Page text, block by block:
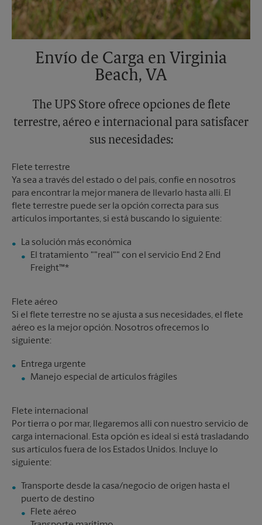
Envío de Carga en Virginia
Beach, VA
The UPS Store ofrece opciones de flete
terrestre, aéreo e internacional para satisfacer
sus necesidades:
Flete terrestre
Ya sea a través del estado o del país, confíe en nosotros
para encontrar la mejor manera de llevarlo hasta allí. El
flete terrestre puede ser la opción correcta para sus
artículos importantes, si está buscando lo siguiente:
El tratamiento ""real"" con el servicio End 2 End
Freight™*
Flete aéreo
Si el flete terrestre no se ajusta a sus necesidades, el flete
aéreo es la mejor opción. Nosotros ofrecemos lo
siguiente:
Manejo especial de artículos frágiles
Flete internacional
Por tierra o por mar, llegaremos allí con nuestro servicio de
carga internacional. Esta opción es ideal si está trasladando
sus artículos fuera de los Estados Unidos. Incluye lo
siguiente:
Transporte desde la casa/negocio de origen hasta el
Flete aéreo